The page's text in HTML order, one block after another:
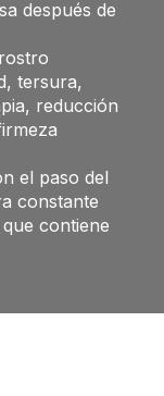
después de
tersura,
reducción
el paso del
constante
contiene